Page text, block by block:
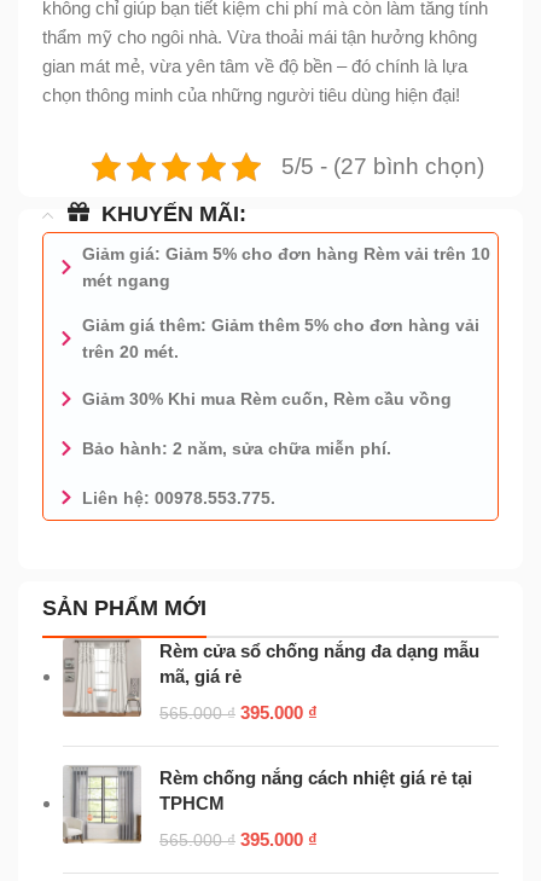
không chỉ giúp bạn tiết kiệm chi phí mà còn làm tăng tính
thẩm mỹ cho ngôi nhà. Vừa thoải mái tận hưởng không
gian mát mẻ, vừa yên tâm về độ bền – đó chính là lựa
chọn thông minh của những người tiêu dùng hiện đại!
5/5 - (27 bình chọn)
KHUYẾN MÃI:
Giảm giá: Giảm 5% cho đơn hàng Rèm vải trên 10
mét ngang
Giảm giá thêm: Giảm thêm 5% cho đơn hàng vải
trên 20 mét.
Giảm 30% Khi mua Rèm cuốn, Rèm cầu vồng
Bảo hành: 2 năm, sửa chữa miễn phí.
Liên hệ: 00978.553.775.
0978.553.775 - TƯ VẤN MIỄN PHÍ
SẢN PHẨM MỚI
Rèm cửa sổ chống nắng đa dạng mẫu
mã, giá rẻ
565.000₫ 395.000 ₫
Rèm chống nắng cách nhiệt giá rẻ tại
TPHCM
565.000₫ 395.000 ₫